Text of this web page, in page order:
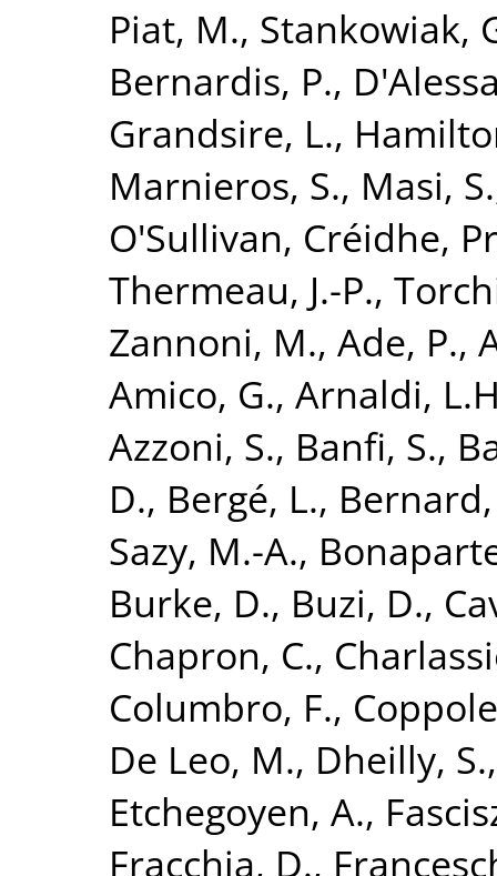
Piat, M., Stankowiak,
Bernardis, P.,
Grandsire, L.,
Marnieros, S., Masi, S.
O'Sullivan, Créidhe,
Thermeau, J.-P.,
Zannoni, M., Ade, P.,
Amico, G., Arnaldi,
Azzoni, S., Banfi, S.,
D., Bergé, L., Bernard,
Sazy, M.-A.,
Burke, D., Buzi, D.,
Chapron, C.,
Columbro, F.,
De Leo, M., Dheilly, S.
Etchegoyen, A.,
Fracchia, D.,